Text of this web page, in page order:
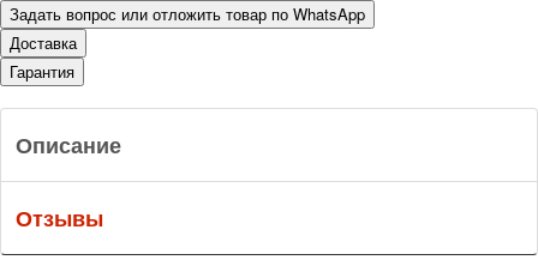
Задать вопрос или отложить товар по WhatsApp
Доставка
Гарантия
Описание
Отзывы